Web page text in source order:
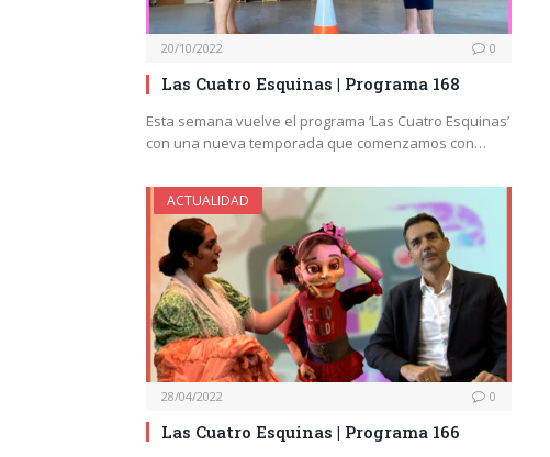
20/10/2022 0
Las Cuatro Esquinas | Programa 168
Esta semana vuelve el programa ‘Las Cuatro Esquinas’
con una nueva temporada que comenzamos con…
ACTUALIDAD
28/04/2022 0
Las Cuatro Esquinas | Programa 166